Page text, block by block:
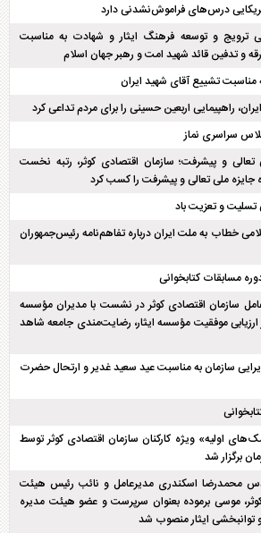
درس‌های فراموش‌نشدنی دارد
ترویج و توسعه فرهنگ ایثار و شهادت به مناسبت
و تدفین قائد شهید امت و رهبر جهان اسلام
مناسبت تشییع آقای شهید ایران
راهپیمایی اربعین حسینی را برای مردم تداعی کرد
سراسری نماز
تعالی و پیشرفت؛ سازمان اقتصادی کوثر، رتبه نخست
ملی تعالی و پیشرفت را کسب کرد
و تعزیت باد
خطاب به ملت ایران درباره تفاهم‌نامه رئیس‌جمهوران
مسابقات کتابخوانی
سازمان اقتصادی کوثر در نشست با مدیران مؤسسه
موفقیت مؤسسه ایثار، رضایت‌مندی جامعه شاهد
سازمان به مناسبت عید سعید غدیر و ارتحال حضرت
اولیه» ویژه کارکنان سازمان اقتصادی کوثر توسط
برگزار شد
محمدرضا اسکندری مدیرعامل و نائب رئیس هیئت
موسی برموده بعنوان سرپرست و عضو هیئت مدیره
ایثار منصوب شد